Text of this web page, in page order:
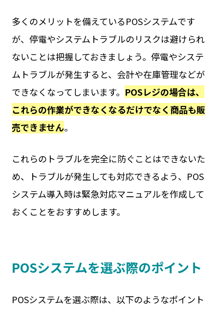
多くのメリットを備えているPOSシステムです
が、停電やシステムトラブルのリスクは避けられ
ないことは把握しておきましょう。停電やシステ
ムトラブルが発生すると、会計や在庫管理などが
できなくなってしまいます。 POSレジの場合は、
これらの作業ができなくなるだけでなく商品も販
売できません。
これらのトラブルを完全に防ぐことはできないた
め、トラブルが発生しても対応できるよう、POS
システム導入時は緊急対応マニュアルを作成して
おくことをおすすめします。
POSシステムを選ぶ際のポイント
POSシステムを選ぶ際は、以下のようなポイント